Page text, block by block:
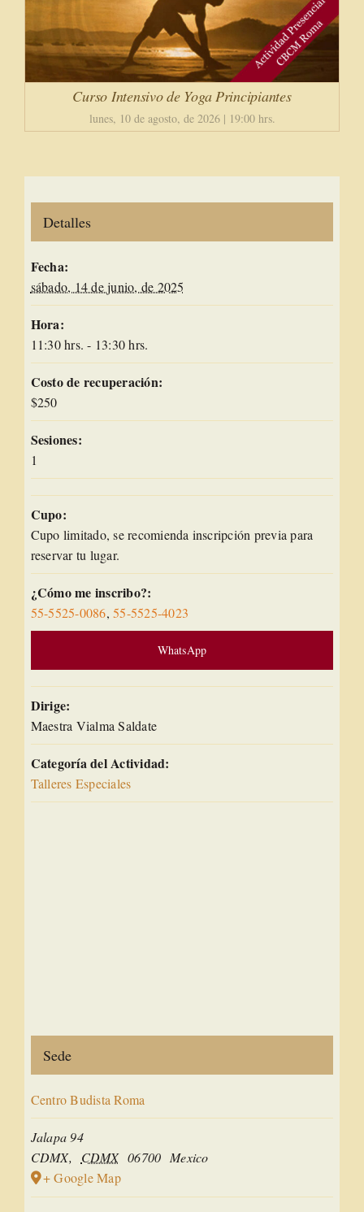
Curso Intensivo de Yoga Principiantes
lunes, 10 de agosto, de 2026 | 19:00 hrs.
Detalles
Fecha:
sábado, 14 de junio, de 2025
Hora:
11:30 hrs. - 13:30 hrs.
Costo de recuperación:
$250
Sesiones:
1
Cupo:
Cupo limitado, se recomienda inscripción previa para
reservar tu lugar.
¿Cómo me inscribo?:
55-5525-0086,55-5525-4023
WhatsApp
Dirige:
Maestra Vialma Saldate
Categoría del Actividad:
Talleres Especiales
Sede
Centro Budista Roma
Jalapa 94
CDMX, CDMX 06700 Mexico
+ Google Map